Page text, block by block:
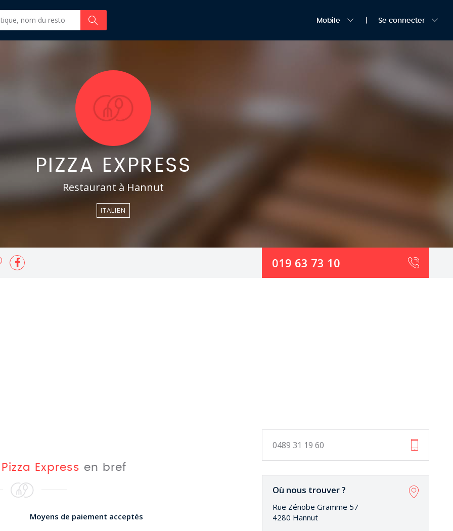
Mobile Se connecter
PIZZA EXPRESS
Restaurant à Hannut
ITALIEN
019 63 73 10
0489 31 19 60
Où nous trouver ?
Rue Zénobe Gramme 57
4280 Hannut
Pizza Express en bref
Moyens de paiement acceptés